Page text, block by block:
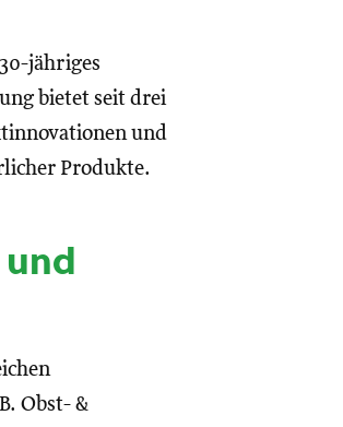
jähriges
bietet seit drei
und
Produkte.
Obst- &